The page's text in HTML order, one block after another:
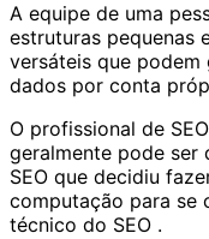
A equipe de uma
estruturas pequenas
versáteis que podem
dados por conta
O profissional de
geralmente pode ser
SEO que decidiu
computação para se
técnico do SEO .